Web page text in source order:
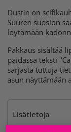
Dustin on
Suuren suosion
löytämään
Pakkaus sisältää
paidassa teksti
sarjasta tuttuja
asun näyttämään
Lisätietoja